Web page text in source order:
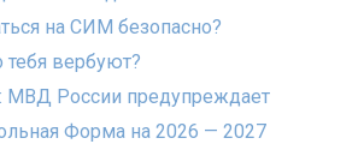
на СИМ безопасно?
тебя вербуют?
МВД России предупреждает
Форма на 2026 — 2027